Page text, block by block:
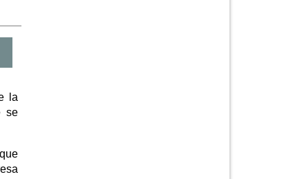
la
se